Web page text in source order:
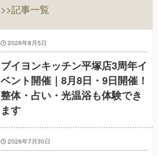
>>記事一覧
ブイヨンキッチン平塚店3周年イ
ベント開催｜8月8日・9日開催！
整体・占い・光温浴も体験でき
ます
2026年8月5日
2026年7月30日